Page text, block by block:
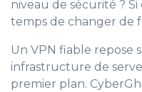
niveau de sécurité ? Si
temps de changer de
Un VPN fiable repose
infrastructure de
premier plan.